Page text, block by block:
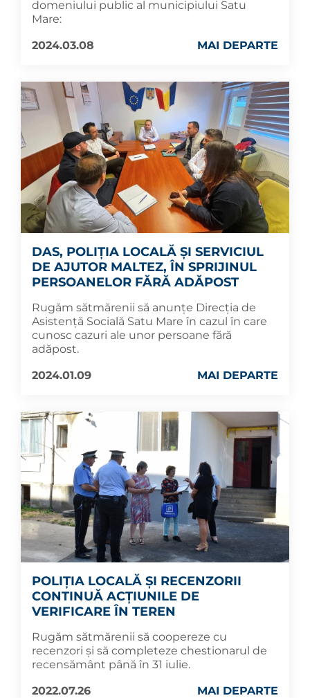
domeniului public al municipiului Satu
Mare:
2024.03.08
MAI DEPARTE
DAS, POLIȚIA LOCALĂ ȘI SERVICIUL
DE AJUTOR MALTEZ, ÎN SPRIJINUL
PERSOANELOR FĂRĂ ADĂPOST
Rugăm sătmărenii să anunțe Direcția de
Asistență Socială Satu Mare în cazul în care
cunosc cazuri ale unor persoane fără
adăpost.
2024.01.09
MAI DEPARTE
POLIȚIA LOCALĂ ȘI RECENZORII
CONTINUĂ ACȚIUNILE DE
VERIFICARE ÎN TEREN
Rugăm sătmărenii să coopereze cu
recenzori și să completeze chestionarul de
recensământ până în 31 iulie.
2022.07.26
MAI DEPARTE